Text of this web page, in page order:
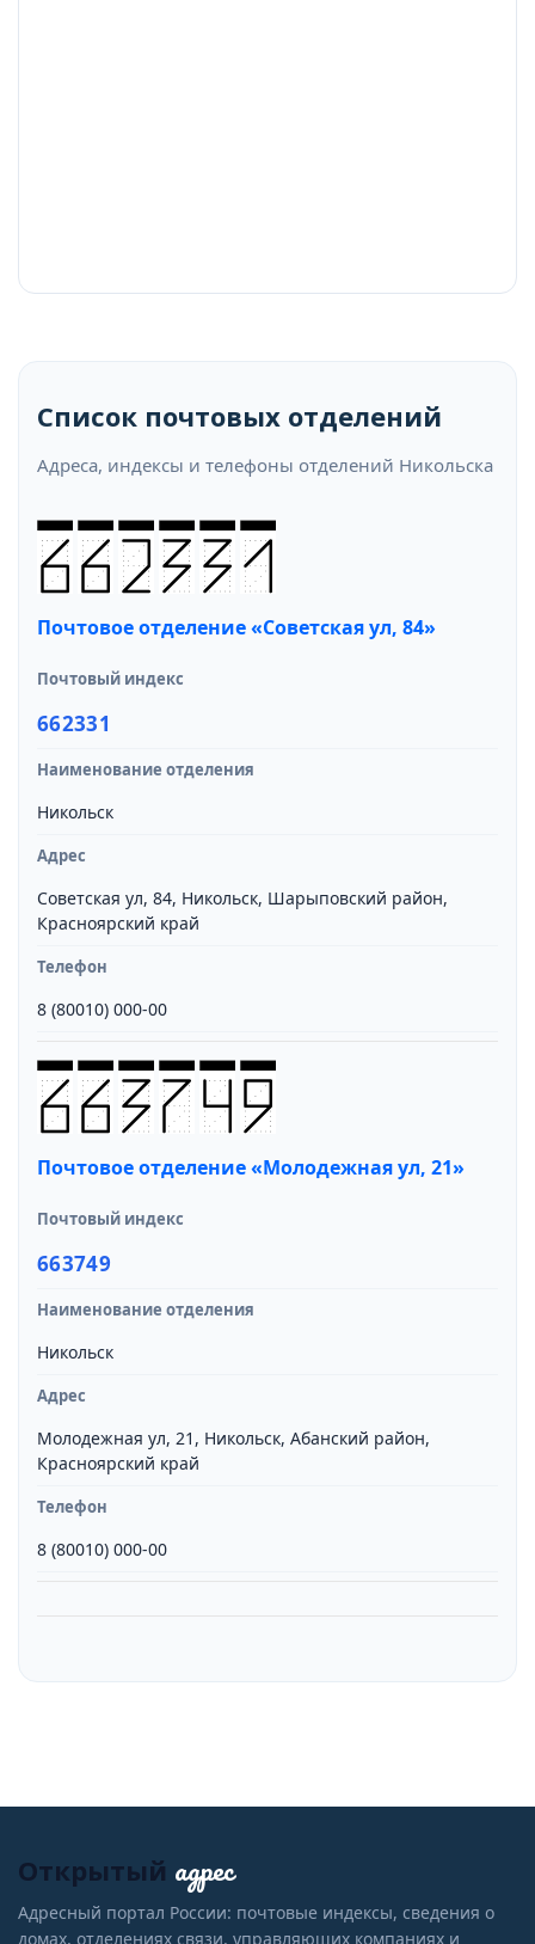
Список почтовых отделений
Адреса, индексы и телефоны отделений Никольска
Почтовое отделение «Советская ул, 84»
Почтовый индекс
662331
Наименование отделения
Никольск
Адрес
Советская ул, 84, Никольск, Шарыповский район,
Красноярский край
Телефон
8 (80010) 000-00
Почтовое отделение «Молодежная ул, 21»
Почтовый индекс
663749
Наименование отделения
Никольск
Адрес
Молодежная ул, 21, Никольск, Абанский район,
Красноярский край
Телефон
8 (80010) 000-00
Открытый адрес
Адресный портал России: почтовые индексы, сведения о
домах, отделениях связи, управляющих компаниях и